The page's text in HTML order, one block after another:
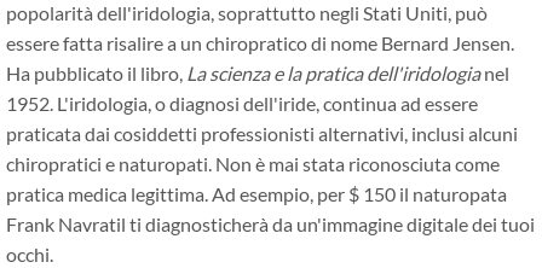
popolarità dell'iridologia, soprattutto negli Stati Uniti, può
essere fatta risalire a un chiropratico di nome Bernard Jensen.
Ha pubblicato il libro, La scienza e la pratica dell'iridologianel
1952. L'iridologia, o diagnosi dell'iride, continua ad essere
praticata dai cosiddetti professionisti alternativi, inclusi alcuni
chiropratici e naturopati. Non è mai stata riconosciuta come
pratica medica legittima. Ad esempio, per $ 150 il naturopata
Frank Navratil ti diagnosticherà da un'immagine digitale dei tuoi
occhi.